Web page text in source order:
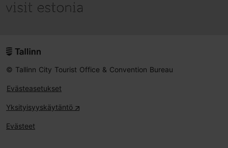
© Tallinn City Tourist Office & Convention Bureau
Evästeasetukset
Yksityisyyskäytäntö
Evästeet